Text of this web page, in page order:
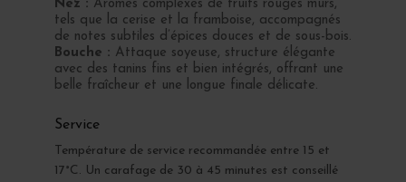
Nez : Arômes complexes de fruits rouges mûrs,
tels que la cerise et la framboise, accompagnés
de notes subtiles d’épices douces et de sous-bois.
Bouche : Attaque soyeuse, structure élégante
avec des tanins fins et bien intégrés, offrant une
belle fraîcheur et une longue finale délicate.
Service
Température de service recommandée entre 15 et
17°C. Un carafage de 30 à 45 minutes est conseillé